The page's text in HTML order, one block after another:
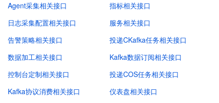
Agent采集相关接口
日志采集配置相关接口
指标相关接口
服务相关接口
告警策略相关接口
数据加工相关接口
控制台定制相关接口
Kafka协议消费相关接口
投递CKafka任务相关接口
Kafka数据订阅相关接口
投递COS任务相关接口
仪表盘相关接口